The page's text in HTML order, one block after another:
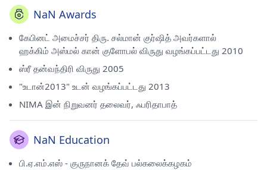
NaN Awards
கேபினட் அமைச்சர் திரு. சல்மான் குர்ஷித் அவர்களால்
ஹக்கிம் அஸ்மல் கான் குளோபல் விருது வழங்கப்பட்டது 2010
ஸ்ரீ தன்வந்திரி விருது 2005
"உடான்2013" உடன் வழங்கப்பட்டது 2013
NIMA இன் நிறுவனர் தலைவர், ஃபரிதாபாத்
NaN Education
பி.ஏ.எம்.எஸ் - குருநானக் தேவ் பல்கலைக்கழகம்